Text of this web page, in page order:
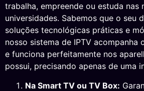
trabalha, empreende ou estuda nas
universidades. Sabemos que o seu
soluções tecnológicas práticas e
nosso sistema de IPTV acompanha
e funciona perfeitamente nos
possui, precisando apenas de uma
Na Smart TV ou TV Box: